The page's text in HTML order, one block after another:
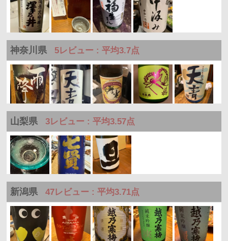
神奈川県 5レビュー : 平均3.7点
山梨県 3レビュー : 平均3.57点
新潟県 47レビュー : 平均3.71点